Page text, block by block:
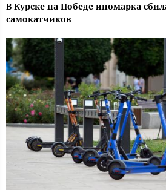
В Курске на Победе иномарка
самокатчиков